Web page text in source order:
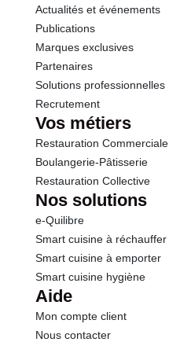
Actualités et événements
Publications
Marques exclusives
Partenaires
Solutions professionnelles
Recrutement
Vos métiers
Restauration Commerciale
Boulangerie-Pâtisserie
Restauration Collective
Nos solutions
e-Quilibre
Smart cuisine à réchauffer
Smart cuisine à emporter
Smart cuisine hygiène
Aide
Mon compte client
Nous contacter